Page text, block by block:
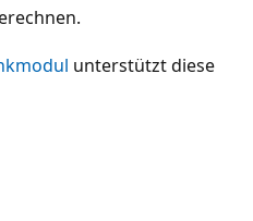
unterstützt diese